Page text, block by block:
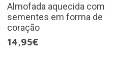
Almofada aquecida com
sementes em forma de
coração
14,95€